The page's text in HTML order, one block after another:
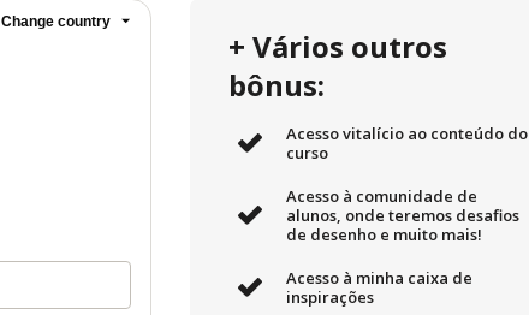
Change country
+ Vários outros
bônus:
Acesso vitalício ao conteúdo do
curso
Acesso à comunidade de
alunos, onde teremos desafios
de desenho e muito mais!
Acesso à minha caixa de
inspirações